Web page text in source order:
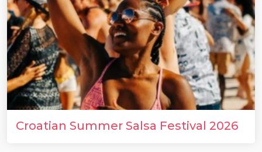
Croatian Summer Salsa Festival 2026